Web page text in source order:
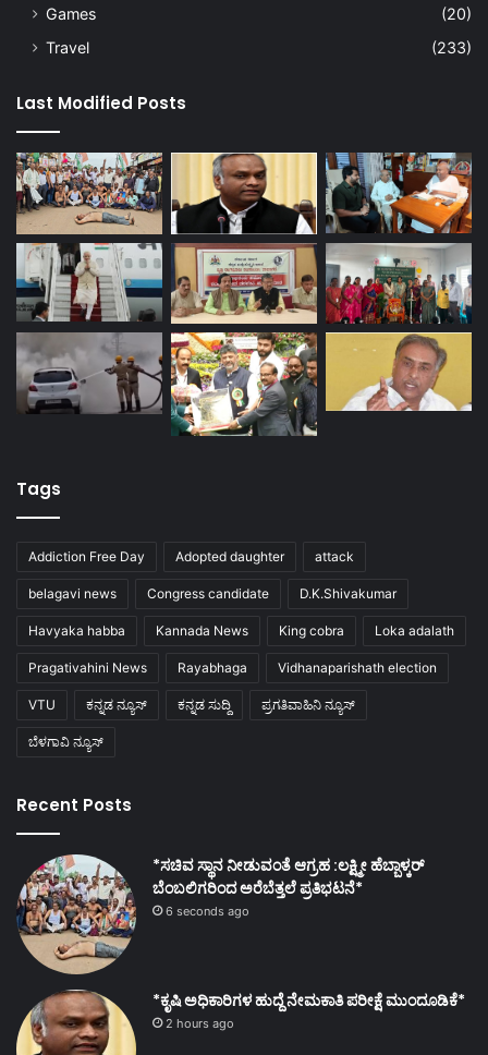
Games
(20)
Travel
(233)
Last Modified Posts
Tags
Addiction Free Day Adopted daughter attack
belagavi news Congress candidate D.K.Shivakumar
Havyaka habba Kannada News King cobra Loka adalath
Pragativahini News Rayabhaga Vidhanaparishath election
VTU ಕನ್ನಡ ನ್ಯೂಸ್ ಕನ್ನಡ ಸುದ್ದಿ ಪ್ರಗತಿವಾಹಿನಿ ನ್ಯೂಸ್
ಬೆಳಗಾವಿ ನ್ಯೂಸ್
Recent Posts
*ಸಚಿವ ಸ್ಥಾನ ನೀಡುವಂತೆ ಆಗ್ರಹ :ಲಕ್ಷ್ಮೀ ಹೆಬ್ಬಾಳ್ಕರ್
ಬೆಂಬಲಿಗರಿಂದ ಅರೆಬೆತ್ತಲೆ ಪ್ರತಿಭಟನೆ*
6 seconds ago
*ಕೃಷಿ ಅಧಿಕಾರಿಗಳ ಹುದ್ದೆ ನೇಮಕಾತಿ ಪರೀಕ್ಷೆ ಮುಂದೂಡಿಕೆ*
2 hours ago